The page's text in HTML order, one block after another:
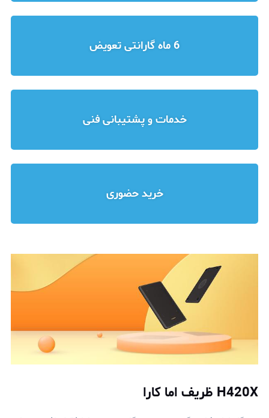
6 ماه گارانتی تعویض
خدمات و پشتیبانی فنی
خرید حضوری
H420X ظریف اما کارا